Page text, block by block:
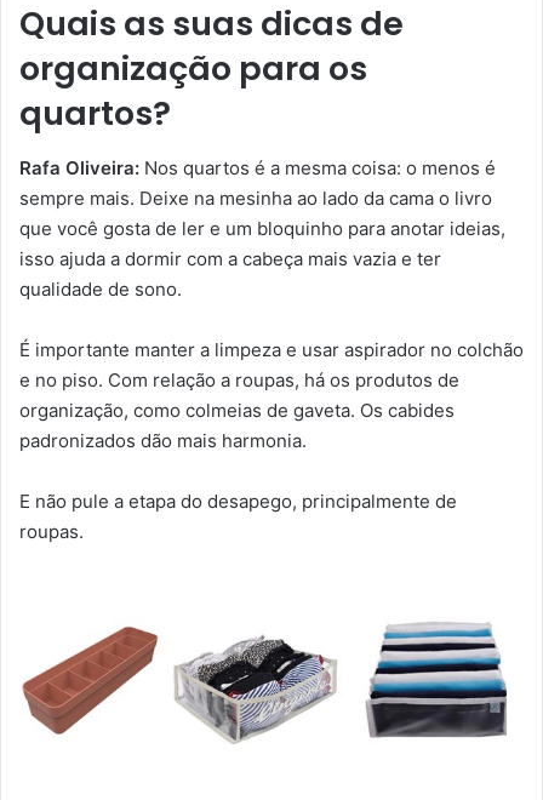
Quais as suas dicas de
organização para os
quartos?
Rafa Oliveira: Nos quartos é a mesma coisa: o menos é
sempre mais. Deixe na mesinha ao lado da cama o livro
que você gosta de ler e um bloquinho para anotar ideias,
isso ajuda a dormir com a cabeça mais vazia e ter
qualidade de sono.
É importante manter a limpeza e usar aspirador no colchão
e no piso. Com relação a roupas, há os produtos de
organização, como colmeias de gaveta. Os cabides
padronizados dão mais harmonia.
E não pule a etapa do desapego, principalmente de
roupas.